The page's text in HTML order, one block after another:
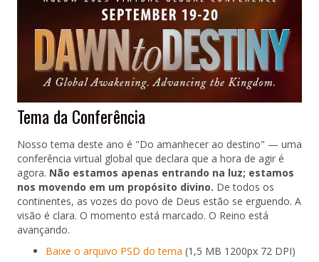
Tema da Conferência
Nosso tema deste ano é "Do amanhecer ao destino" — uma
conferência virtual global que declara que a hora de agir é
agora. Não estamos apenas entrando na luz; estamos
nos movendo em um propósito divino. De todos os
continentes, as vozes do povo de Deus estão se erguendo. A
visão é clara. O momento está marcado. O Reino está
avançando.
Baixe o arquivo PSD do tema (1,5 MB 1200px 72 DPI)